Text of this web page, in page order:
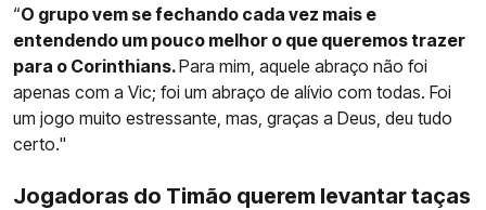
“O grupo vem se fechando cada vez mais e
entendendo um pouco melhor o que queremos trazer
para o Corinthians.Para mim, aquele abraço não foi
apenas com a Vic; foi um abraço de alívio com todas. Foi
um jogo muito estressante, mas, graças a Deus, deu tudo
certo."
Jogadoras do Timão querem levantar taças